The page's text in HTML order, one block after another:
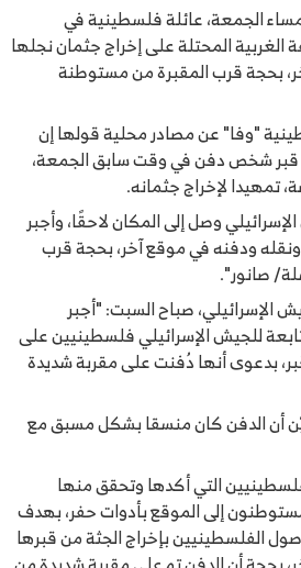
مساء الجمعة، عائلة فلسطينية في
المحتلة على إخراج جثمان نجلها
بحجة قرب المقبرة من مستوطنة
"وفا" عن مصادر محلية قولها إن
شخص دفن في وقت سابق الجمعة،
تمهيدا لإخراج جثمانه.
وصل إلى المكان لاحقًا، وأجبر
ونقله ودفنه في موقع آخر، بحجة قرب
صانور".
الإسرائيلي، صباح السبت: "أجبر
للجيش الإسرائيلي فلسطينيين على
بدعوى أنها دُفنت على مقربة شديدة
أن الدفن كان منسقا بشكل مسبق مع
التي أكدها وتحقق منها
إلى الموقع بأدوات حفر، بهدف
الفلسطينيين بإخراج الجثة من قبرها